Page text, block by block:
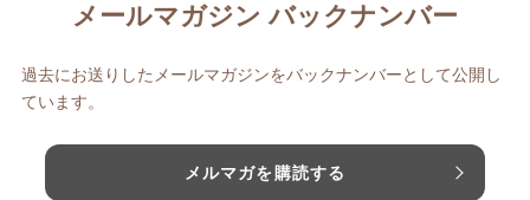
メールマガジン バックナンバー
過去にお送りしたメールマガジンをバックナンバーとして公開し
ています。
メルマガを購読する